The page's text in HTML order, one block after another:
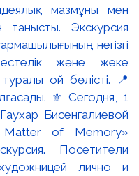
мазмұны мен
танысты. Экскурсия
негізгі
және жеке
туралы ой бөлісті. 📍
⚜️ Сегодня, 1
Бисенгалиевой
of Memory»
Посетители
лично и